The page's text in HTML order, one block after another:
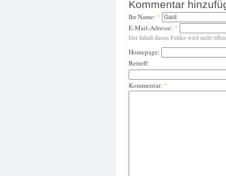
Kommentar
Ihr Name: *
E-Mail-Adresse: *
Der Inhalt dieses Feldes wird nicht
Homepage:
Betreff:
Kommentar: *